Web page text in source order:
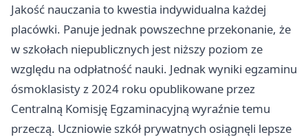
Jakość nauczania to kwestia indywidualna każdej
placówki. Panuje jednak powszechne przekonanie, że
w szkołach niepublicznych jest niższy poziom ze
względu na odpłatność nauki. Jednak wyniki egzaminu
ósmoklasisty z 2024 roku opublikowane przez
Centralną Komisję Egzaminacyjną wyraźnie temu
przeczą. Uczniowie szkół prywatnych osiągnęli lepsze